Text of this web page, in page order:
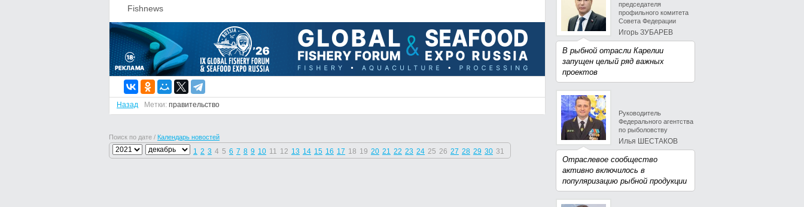
Fishnews
Назад Метки: правительство
Поиск по дате / Календарь новостей
1 2 3 4 5 6 7 8 9 10 11 12 13 14 15 16 17 18 19 20 21 22 23 24 25 26 27 28 29 30 31
председателя
профильного комитета
Совета Федерации
Игорь ЗУБАРЕВ
В рыбной отрасли Карелии
запущен целый ряд важных
проектов
Руководитель
Федерального агентства
по рыболовству
Илья ШЕСТАКОВ
Отраслевое сообщество
активно включилось в
популяризацию рыбной продукции